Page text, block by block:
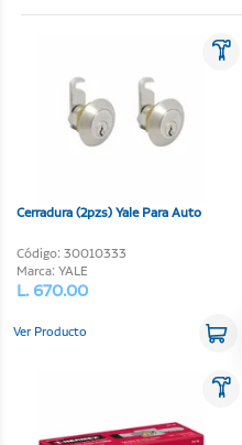
Cerradura (2pzs) Yale Para Auto
Código: 30010333
Marca: YALE
L. 670.00
Ver Producto